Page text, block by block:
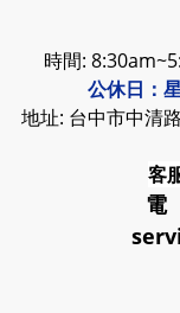
時間:
公休日：
地址: 台中市中清
客